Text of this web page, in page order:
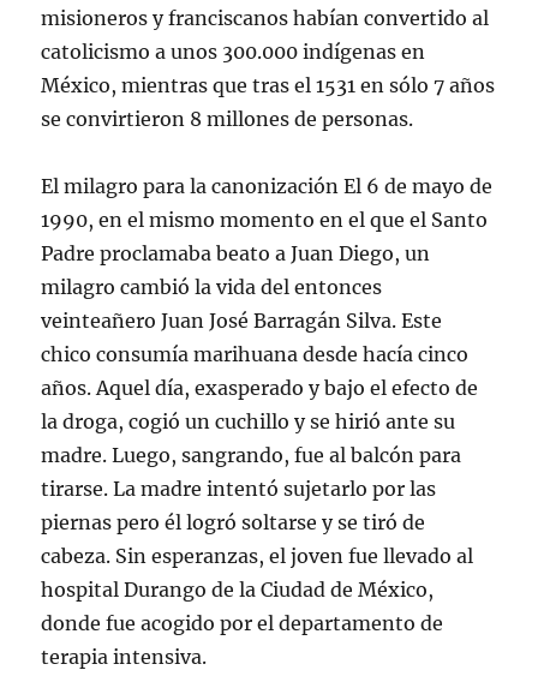
misioneros y franciscanos habían convertido al
catolicismo a unos 300.000 indígenas en
México, mientras que tras el 1531 en sólo 7 años
se convirtieron 8 millones de personas.
El milagro para la canonización El 6 de mayo de
1990, en el mismo momento en el que el Santo
Padre proclamaba beato a Juan Diego, un
milagro cambió la vida del entonces
veinteañero Juan José Barragán Silva. Este
chico consumía marihuana desde hacía cinco
años. Aquel día, exasperado y bajo el efecto de
la droga, cogió un cuchillo y se hirió ante su
madre. Luego, sangrando, fue al balcón para
tirarse. La madre intentó sujetarlo por las
piernas pero él logró soltarse y se tiró de
cabeza. Sin esperanzas, el joven fue llevado al
hospital Durango de la Ciudad de México,
donde fue acogido por el departamento de
terapia intensiva.